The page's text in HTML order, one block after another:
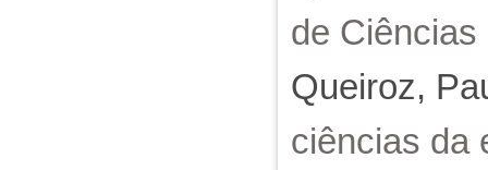
de
Queiroz,
ciências da